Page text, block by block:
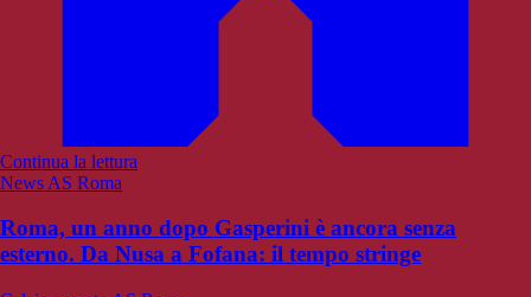
Continua la lettura
News AS Roma
Roma, un anno dopo Gasperini è ancora senza
esterno. Da Nusa a Fofana: il tempo stringe